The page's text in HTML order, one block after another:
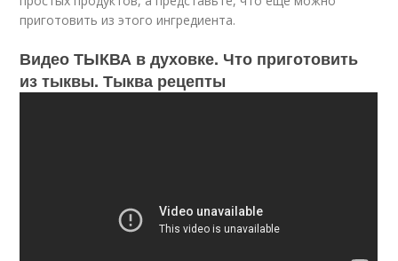
приготовить из этого ингредиента.
Видео ТЫКВА в духовке. Что приготовить
из тыквы. Тыква рецепты